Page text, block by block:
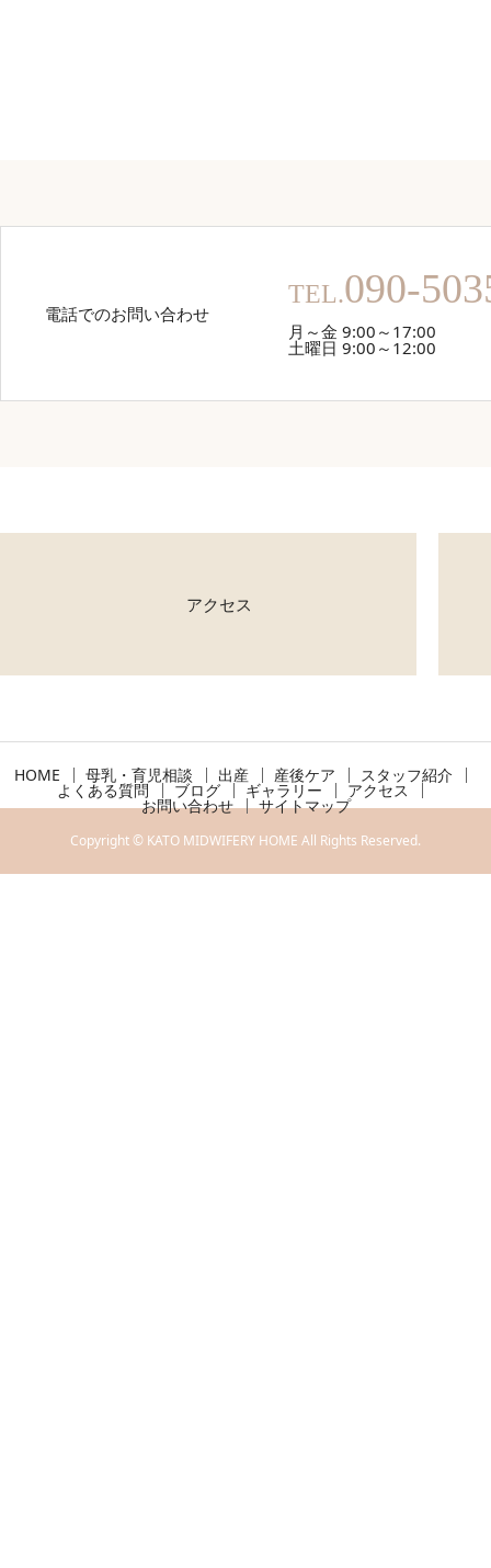
電話でのお問い合わせ
TEL.090-
月～金 9:00～17:00
土曜日 9:00～12:00
アクセス
HOME 母乳・育児相談 出産 産後ケア スタッフ紹介
よくある質問 ブログ ギャラリー アクセス
お問い合わせ サイトマップ
Copyright © KATO MIDWIFERY HOME All Rights Reserved.